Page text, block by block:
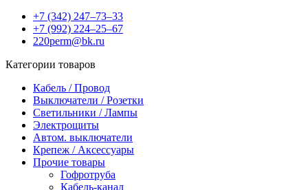
+7 (342) 247‒73‒33
+7 (992) 224‒25‒67
220perm@bk.ru
Категории товаров
Кабель / Провод
Выключатели / Розетки
Светильники / Лампы
Электрощиты
Автом. выключатели
Крепеж / Аксессуары
Прочие товары
Гофротруба
Кабель-канал